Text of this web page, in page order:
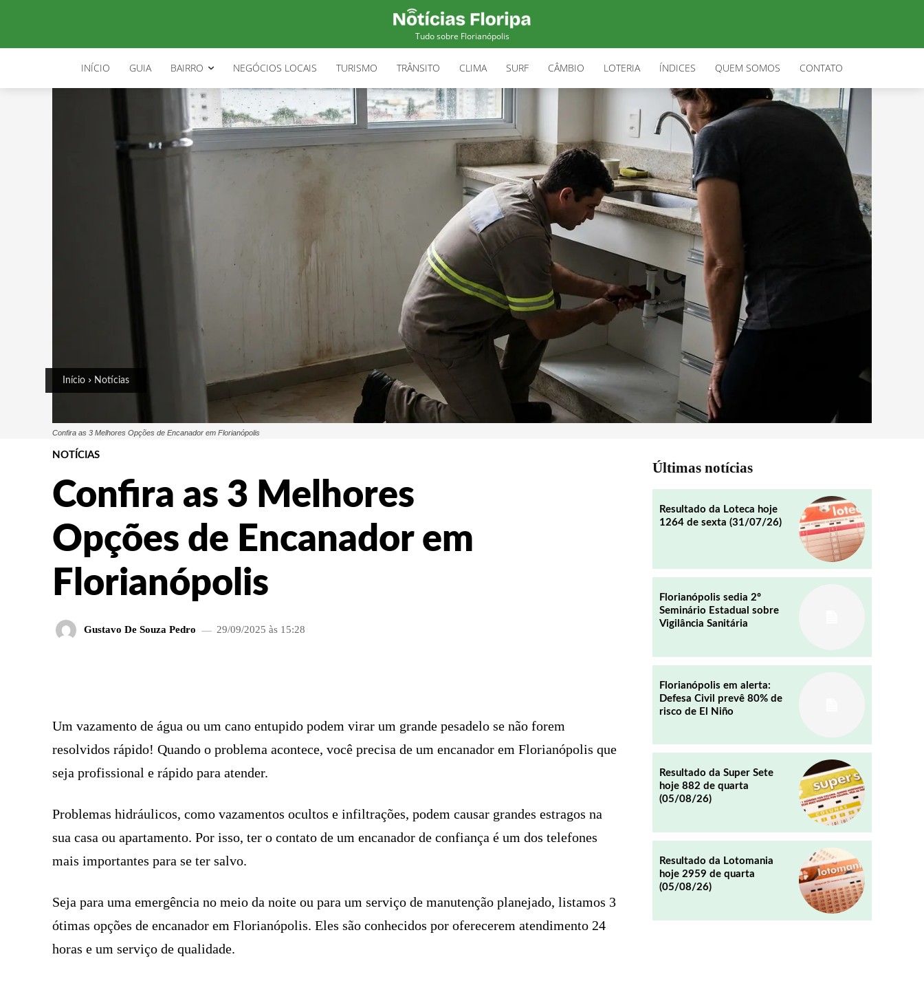
Tudo sobre Florianópolis
INÍCIO GUIA BAIRRO NEGÓCIOS LOCAIS TURISMO TRÂNSITO CLIMA SURF CÂMBIO LOTERIA ÍNDICES QUEM SOMOS CONTATO
Início Notícias
Confira as 3 Melhores Opções de Encanador em Florianópolis
NOTÍCIAS
Confira as 3 Melhores
Opções de Encanador em
Florianópolis
Gustavo De Souza Pedro 29/09/2025 às 15:28
Um vazamento de água ou um cano entupido podem virar um grande pesadelo se não forem
resolvidos rápido! Quando o problema acontece, você precisa de um encanador em Florianópolis que
seja profissional e rápido para atender.
Problemas hidráulicos, como vazamentos ocultos e infiltrações, podem causar grandes estragos na
sua casa ou apartamento. Por isso, ter o contato de um encanador de confiança é um dos telefones
mais importantes para se ter salvo.
Seja para uma emergência no meio da noite ou para um serviço de manutenção planejado, listamos 3
ótimas opções de encanador em Florianópolis. Eles são conhecidos por oferecerem atendimento 24
horas e um serviço de qualidade.
Últimas notícias
Resultado da Loteca hoje
1264 de sexta (31/07/26)
Florianópolis sedia 2º
Seminário Estadual sobre
Vigilância Sanitária
Florianópolis em alerta:
Defesa Civil prevê 80% de
risco de El Niño
Resultado da Super Sete
hoje 882 de quarta
(05/08/26)
Resultado da Lotomania
hoje 2959 de quarta
(05/08/26)